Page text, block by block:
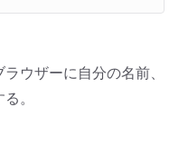
ウザーに自分の名前、
。